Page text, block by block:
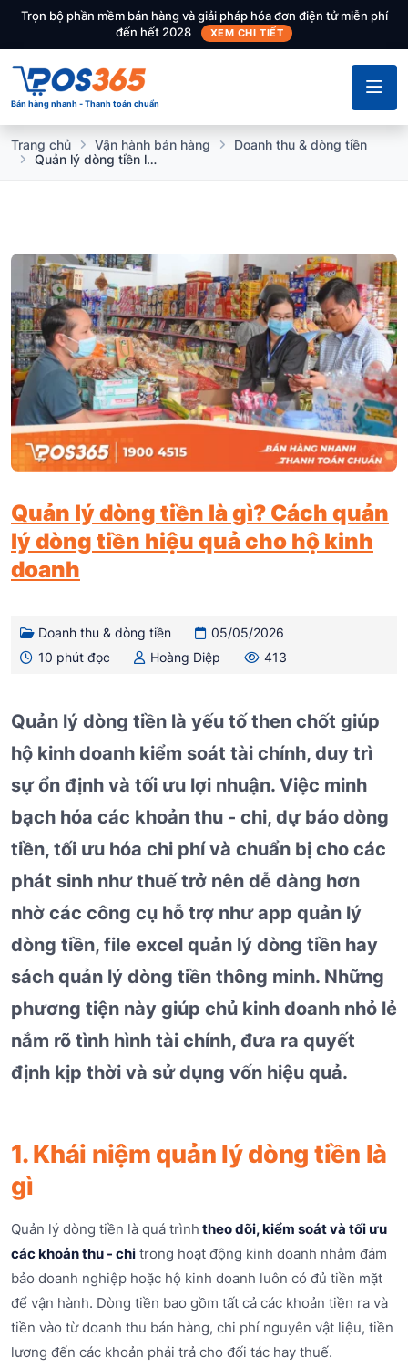
Trọn bộ phần mềm bán hàng và giải pháp hóa đơn điện tử miễn phí
đến hết 2028
XEM CHI TIẾT
Bán hàng nhanh - Thanh toán chuẩn
Trang chủ Vận hành bán hàng
Doanh thu & dòng tiền
Quản lý dòng tiền là gì? Cách quản lý dòng tiền hiệu quả cho hộ kinh doanh
Quản lý dòng tiền là gì? Cách quản
lý dòng tiền hiệu quả cho hộ kinh
doanh
Doanh thu & dòng tiền
05/05/2026
10 phút đọc
Hoàng Diệp 413
Quản lý dòng tiền là yếu tố then chốt giúp
hộ kinh doanh kiểm soát tài chính, duy trì
sự ổn định và tối ưu lợi nhuận. Việc minh
bạch hóa các khoản thu - chi, dự báo dòng
tiền, tối ưu hóa chi phí và chuẩn bị cho các
phát sinh như thuế trở nên dễ dàng hơn
nhờ các công cụ hỗ trợ như app quản lý
dòng tiền, file excel quản lý dòng tiền hay
sách quản lý dòng tiền thông minh. Những
phương tiện này giúp chủ kinh doanh nhỏ lẻ
nắm rõ tình hình tài chính, đưa ra quyết
định kịp thời và sử dụng vốn hiệu quả.
1. Khái niệm quản lý dòng tiền là
gì
Quản lý dòng tiền là quá trình theo dõi, kiểm soát và tối ưu
các khoản thu - chi trong hoạt động kinh doanh nhằm đảm
bảo doanh nghiệp hoặc hộ kinh doanh luôn có đủ tiền mặt
để vận hành. Dòng tiền bao gồm tất cả các khoản tiền ra và
tiền vào từ doanh thu bán hàng, chi phí nguyên vật liệu, tiền
lương đến các khoản phải trả cho đối tác hay thuế.